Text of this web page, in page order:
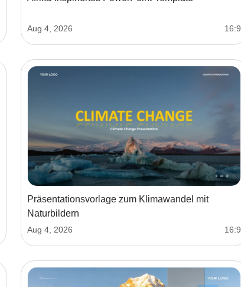
Aug 4, 2026 16:9
Präsentationsvorlage zum Klimawandel mit
Naturbildern
Aug 4, 2026 16:9